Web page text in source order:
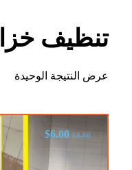
تنظيف
عرض النتيجة الوحيدة
$9.00
$6.00